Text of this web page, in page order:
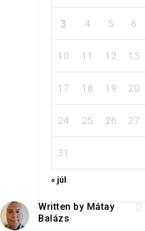
3 4 5 6
10 11 12 13
17 18 19 20
24 25 26 27
31
« júl
Written by Mátay
Balázs
